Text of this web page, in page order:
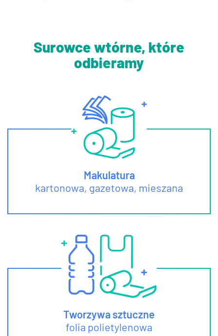
Surowce wtórne, które
odbieramy
Makulatura
kartonowa, gazetowa, mieszana
Tworzywa sztuczne
folia polietylenowa